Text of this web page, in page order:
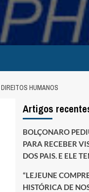
HUMANOS
Artigos
BOLÇONARO
PARA RECEBER
DOS PAIS. E ELE
“LEJEUNE
HISTÓRICA DE